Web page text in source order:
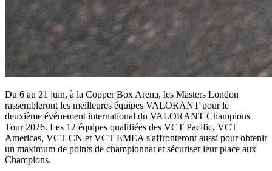
Du 6 au 21 juin, à la Copper Box Arena, les Masters London
rassembleront les meilleures équipes VALORANT pour le
deuxième événement international du VALORANT Champions
Tour 2026. Les 12 équipes qualifiées des VCT Pacific, VCT
Americas, VCT CN et VCT EMEA s'affronteront aussi pour obtenir
un maximum de points de championnat et sécuriser leur place aux
Champions.